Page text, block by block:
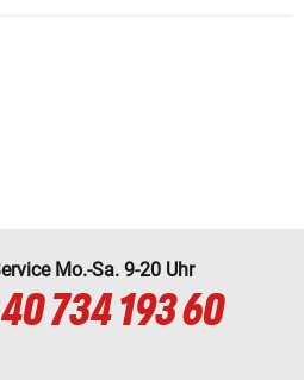
Mo.-Sa. 9-20 Uhr
734 193 60